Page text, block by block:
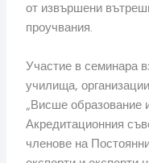
от извършени
проучвания.
Участие в семинара
училища,
„Висше образование
Акредитационния
членове на